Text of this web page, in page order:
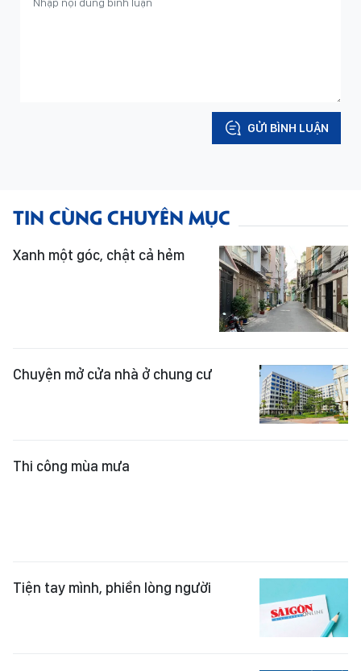
GỬI BÌNH LUẬN
TIN CÙNG CHUYÊN MỤC
Xanh một góc, chật cả hẻm
Chuyện mở cửa nhà ở chung cư
Thi công mùa mưa